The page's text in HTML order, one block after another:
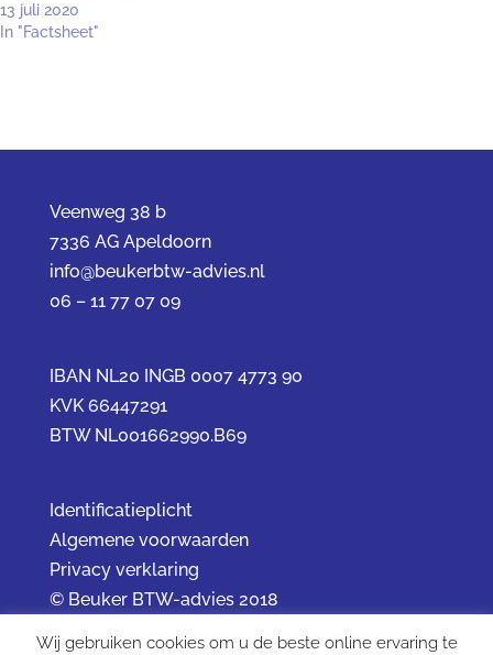
13 juli 2020
In "Factsheet"
Veenweg 38 b
7336 AG Apeldoorn
info@beukerbtw-advies.nl
06 – 11 77 07 09
IBAN NL20 INGB 0007 4773 90
KVK 66447291
BTW NL001662990.B69
Identificatieplicht
Algemene voorwaarden
Privacy verklaring
© Beuker BTW-advies 2018
Wij gebruiken cookies om u de beste online ervaring te